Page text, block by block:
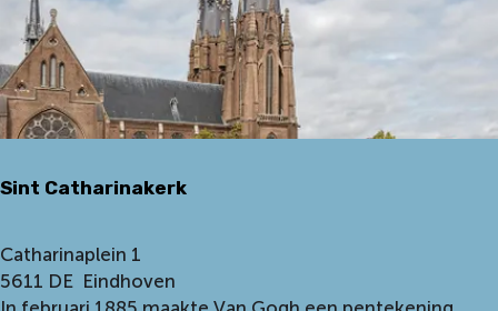
r
i
e
e
w
o
n
Sint Catharinakerk
S
i
n
Catharinaplein 1
5611 DE Eindhoven